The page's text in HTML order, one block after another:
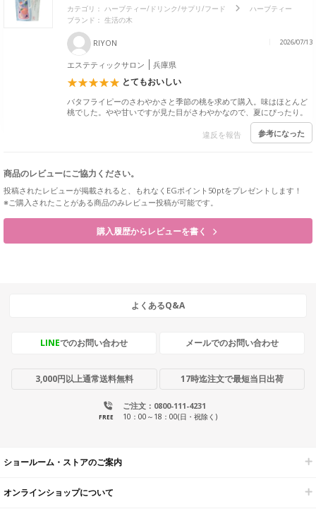
カテゴリ： ハーブティー/ドリンク/サプリ/フード
ハーブティー
ブランド： 生活の木
RIYON 2026/07/13
エステティックサロン 兵庫県
とてもおいしい
バタフライピーのさわやかさと季節の桃を求めて購入。味はほとんど
桃でした。やや甘いですが見た目がさわやかなので、夏にぴったり。
違反を報告 参考になった
商品のレビューにご協力ください。
投稿されたレビューが掲載されると、もれなくEGポイント50ptをプレゼントします！
※ご購入されたことがある商品のみレビュー投稿が可能です。
購入履歴からレビューを書く
よくあるQ&A
LINEでのお問い合わせ メールでのお問い合わせ
3,000円以上通常送料無料 17時迄注文で最短当日出荷
ご注文：0800-111-4231
FREE 10：00～18：00(日・祝除く)
ショールーム・ストアのご案内
オンラインショップについて